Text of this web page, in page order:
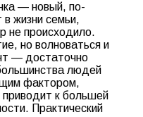
— новый, по-
жизни семьи,
не происходило.
но волноваться и
— достаточно
людей
фактором,
приводит к большей
Практический